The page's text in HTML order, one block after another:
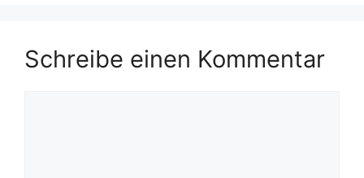
Schreibe einen Kommentar